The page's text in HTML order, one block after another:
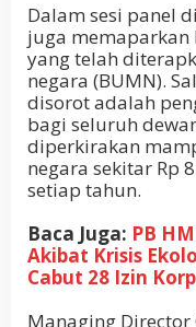
Dalam sesi panel
juga
yang telah
negara (BUMN).
disorot adalah
bagi seluruh
diperkirakan
negara sekitar Rp
setiap tahun.
Baca Juga: PB
Akibat Krisis
Cabut 28 Izin
Managing Director